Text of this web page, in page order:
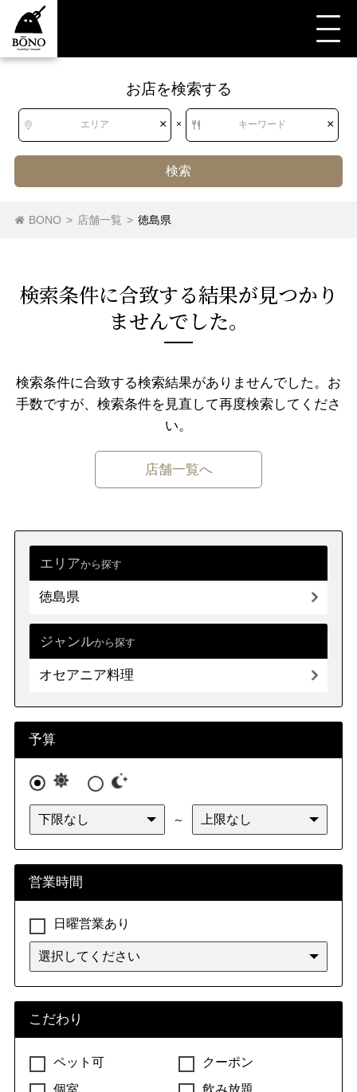
お店を検索する
エリア × × キーワード ×
検索
BONO > 店舗一覧 > 徳島県
エリアから探す
徳島県
すべて 徳島県
北海道 北海道
山形県 福島県
栃木県
山梨県 長野県 岐阜県
愛知県
兵庫県
中国 広島県
山口県
四国 徳島県 高知県
九州・沖縄 福岡県 佐賀県 長崎県 熊本県
大分県 宮崎県 鹿児島県
沖縄県
ジャンルから探す
オセアニア料理
すべて 洋食・西洋料理 西洋各国料理 オセアニア料理
カリフォルニア料理 オセアニア料理
ロシア料理 アメリカ料理
予算
～
営業時間
日曜営業あり
こだわり
ペット可
クーポン
個室
飲み放題
検索条件に合致する結果が⾒つかり
ませんでした。
検索条件に合致する検索結果がありませんでした。 お
手数ですが、検索条件を⾒直して再度検索してくださ
い。
店舗一覧へ